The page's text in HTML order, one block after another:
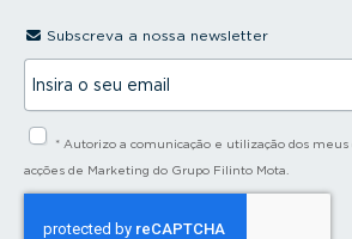
Subscreva a nossa newsletter
s
* Autorizo a comunicação e utilização dos meus
acções de Marketing do Grupo Filinto Mota.